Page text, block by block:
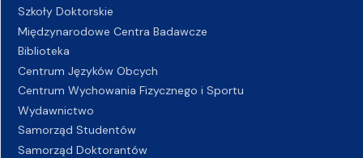
Szkoły Doktorskie
Międzynarodowe Centra Badawcze
Biblioteka
Centrum Języków Obcych
Centrum Wychowania Fizycznego i Sportu
Wydawnictwo
Samorząd Studentów
Samorząd Doktorantów